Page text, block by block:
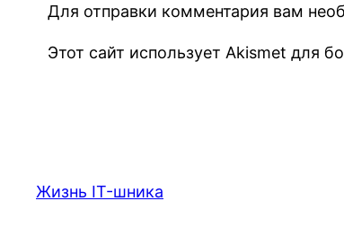
Для отправки комментария вам
Этот сайт использует Akismet для
Жизнь IT-шника